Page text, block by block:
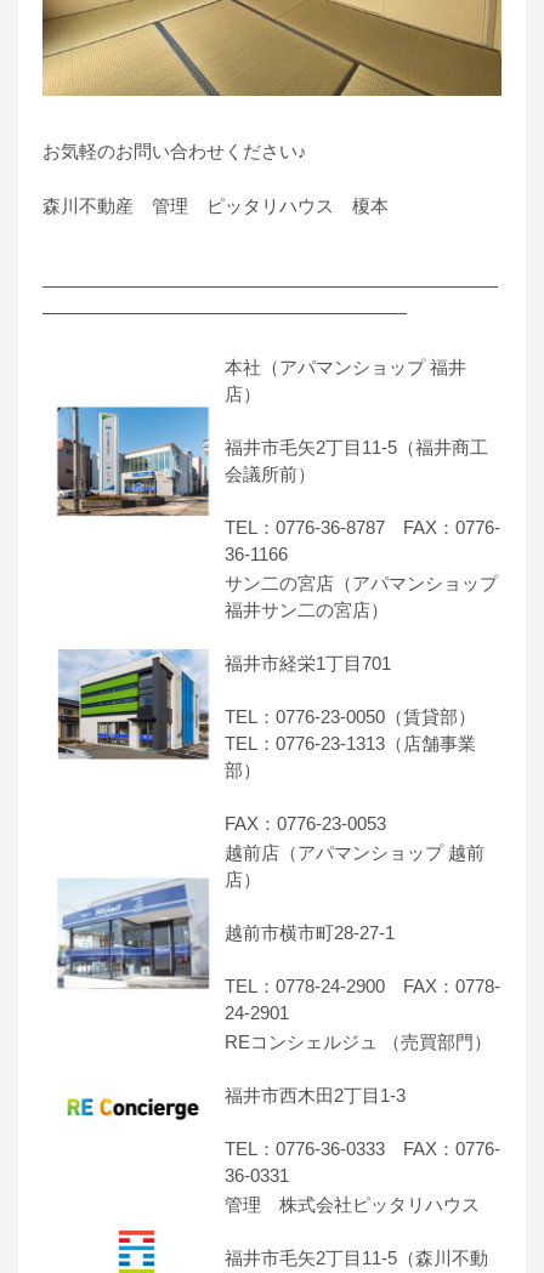
お気軽のお問い合わせください♪
森川不動産 管理 ピッタリハウス 榎本
―――――――――――――――――――――――――
――――――――――――――――――――
本社（アパマンショップ 福井
店）
福井市毛矢2丁目11-5（福井商工
会議所前）
TEL：0776-36-8787 FAX：0776-
36-1166
サン二の宮店（アパマンショップ
福井サン二の宮店）
福井市経栄1丁目701
TEL：0776-23-0050（賃貸部）
TEL：0776-23-1313（店舗事業
部）
FAX：0776-23-0053
越前店（アパマンショップ 越前
店）
越前市横市町28-27-1
TEL：0778-24-2900 FAX：0778-
24-2901
REコンシェルジュ （売買部門）
福井市西木田2丁目1-3
TEL：0776-36-0333 FAX：0776-
36-0331
管理 株式会社ピッタリハウス
福井市毛矢2丁目11-5（森川不動